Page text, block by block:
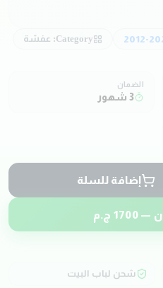
2012-
Category: عفشة
الضمان
3 شهور
إضافة للسلة
—
1700 ج.م
شحن لباب البيت